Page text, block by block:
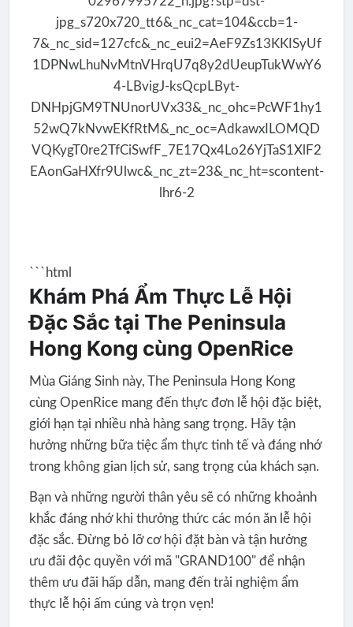
```html
Khám Phá Ẩm Thực Lễ Hội
Đặc Sắc tại The Peninsula
Hong Kong cùng OpenRice
Mùa Giáng Sinh này, The Peninsula Hong Kong
cùng OpenRice mang đến thực đơn lễ hội đặc biệt,
giới hạn tại nhiều nhà hàng sang trọng. Hãy tận
hưởng những bữa tiệc ẩm thực tinh tế và đáng nhớ
trong không gian lịch sử, sang trọng của khách sạn.
Bạn và những người thân yêu sẽ có những khoảnh
khắc đáng nhớ khi thưởng thức các món ăn lễ hội
đặc sắc. Đừng bỏ lỡ cơ hội đặt bàn và tận hưởng
ưu đãi độc quyền với mã "GRAND100" để nhận
thêm ưu đãi hấp dẫn, mang đến trải nghiệm ẩm
thực lễ hội ấm cúng và trọn vẹn!